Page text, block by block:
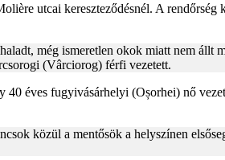
utcai kereszteződésnél. A rendőrség
még ismeretlen okok miatt nem állt
(Vârciorog) férfi vezetett.
éves fugyivásárhelyi (Oșorhei) nő
közül a mentősök a helyszínen